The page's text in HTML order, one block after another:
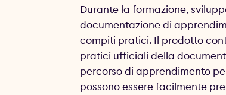
Durante la formazione,
documentazione di
compiti pratici. Il prodotto
pratici ufficiali della
percorso di apprendimento
possono essere facilmente